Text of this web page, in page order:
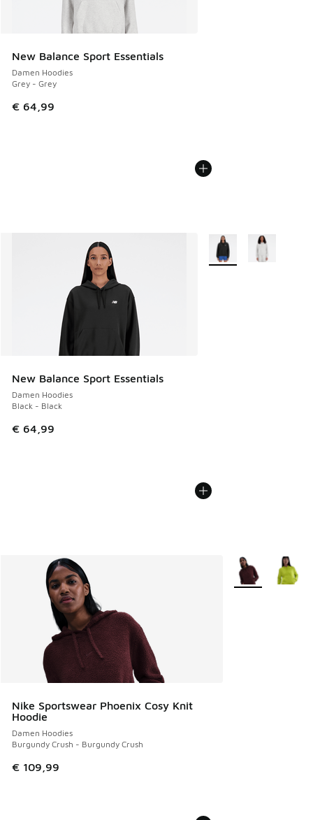
New Balance Sport Essentials
Damen Hoodies
Grey - Grey
€ 64,99
New Balance Sport Essentials
Damen Hoodies
Black - Black
€ 64,99
Weitere Farben
Nike Sportswear Phoenix Cosy Knit
Hoodie
Damen Hoodies
Burgundy Crush - Burgundy Crush
€ 109,99
Weitere Farben